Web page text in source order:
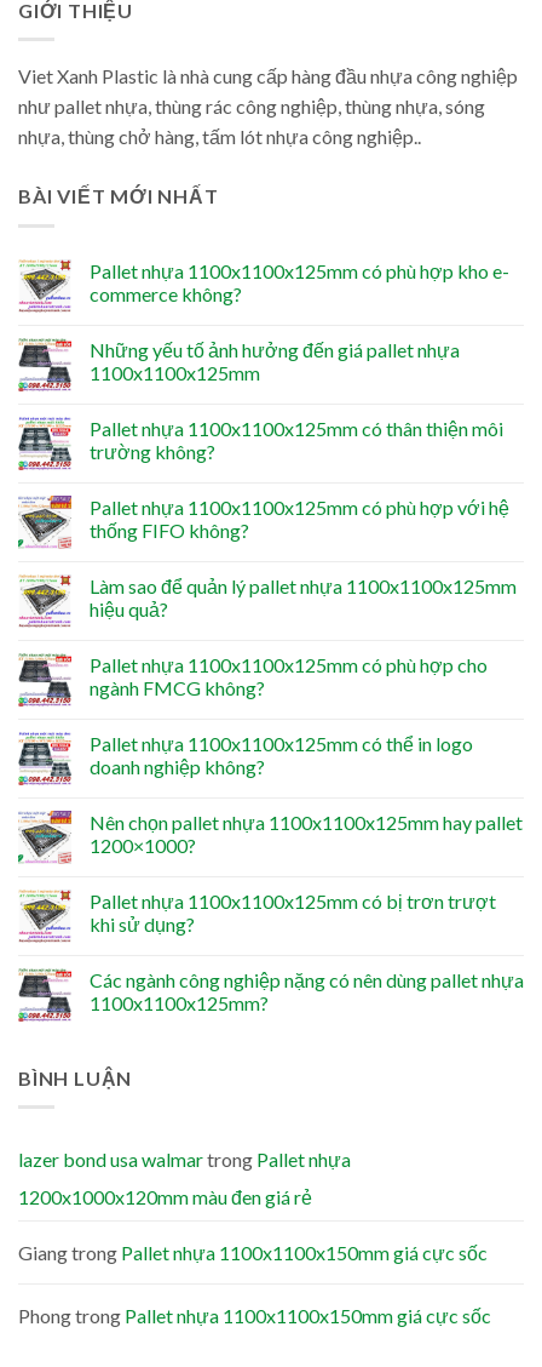
GIỚI THIỆU
Viet Xanh Plastic là nhà cung cấp hàng đầu nhựa công nghiệp
như pallet nhựa, thùng rác công nghiệp, thùng nhựa, sóng
nhựa, thùng chở hàng, tấm lót nhựa công nghiệp..
BÀI VIẾT MỚI NHẤT
Pallet nhựa 1100x1100x125mm có phù hợp kho e-
commerce không?
Những yếu tố ảnh hưởng đến giá pallet nhựa
1100x1100x125mm
Pallet nhựa 1100x1100x125mm có thân thiện môi
trường không?
Pallet nhựa 1100x1100x125mm có phù hợp với hệ
thống FIFO không?
Làm sao để quản lý pallet nhựa 1100x1100x125mm
hiệu quả?
Pallet nhựa 1100x1100x125mm có phù hợp cho
ngành FMCG không?
Pallet nhựa 1100x1100x125mm có thể in logo
doanh nghiệp không?
Nên chọn pallet nhựa 1100x1100x125mm hay pallet
1200×1000?
Pallet nhựa 1100x1100x125mm có bị trơn trượt
khi sử dụng?
Các ngành công nghiệp nặng có nên dùng pallet nhựa
1100x1100x125mm?
BÌNH LUẬN
lazer bond usa walmartrong Pallet nhựa
1200x1000x120mm màu đen giá rẻ
Giangtrong Pallet nhựa 1100x1100x150mm giá cực sốc
Phongtrong Pallet nhựa 1100x1100x150mm giá cực sốc